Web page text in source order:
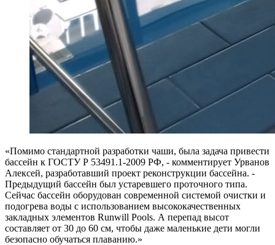
«Помимо стандартной разработки чаши, была задача привести
бассейн к ГОСТУ Р 53491.1-2009 РФ, - комментирует Урванов
Алексей, разработавший проект реконструкции бассейна. -
Предыдущий бассейн был устаревшего проточного типа.
Сейчас бассейн оборудован современной системой очистки и
подогрева воды с использованием высококачественных
закладных элементов Runwill Pools. А перепад высот
составляет от 30 до 60 см, чтобы даже маленькие дети могли
безопасно обучаться плаванию.»